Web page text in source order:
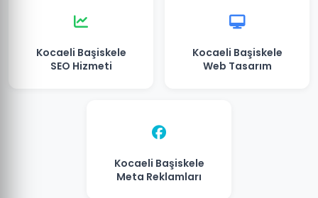
Kocaeli Başiskele
SEO Hizmeti
Kocaeli Başiskele
Web Tasarım
Kocaeli Başiskele
Meta Reklamları